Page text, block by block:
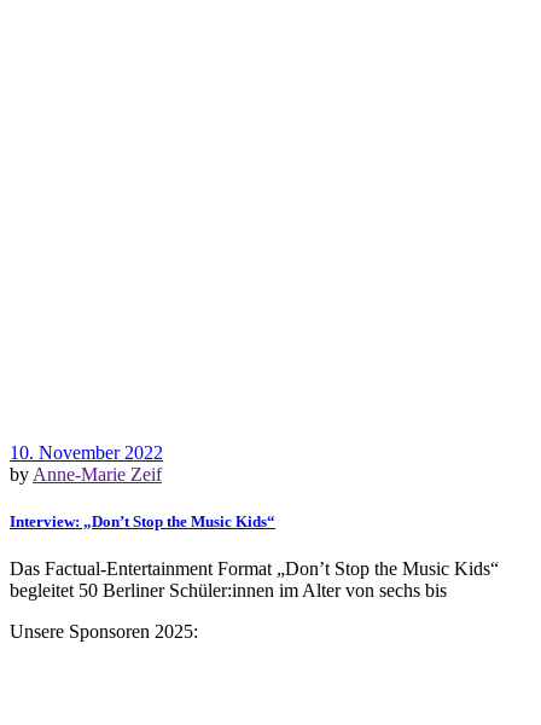
10. November 2022
by Anne-Marie Zeif
Interview: „Don’t Stop the Music Kids“
Das Factual-Entertainment Format „Don’t Stop the Music Kids“
begleitet 50 Berliner Schüler:innen im Alter von sechs bis
Unsere Sponsoren 2025: